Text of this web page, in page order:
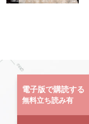
電子版で購読する
無料立ち読み有